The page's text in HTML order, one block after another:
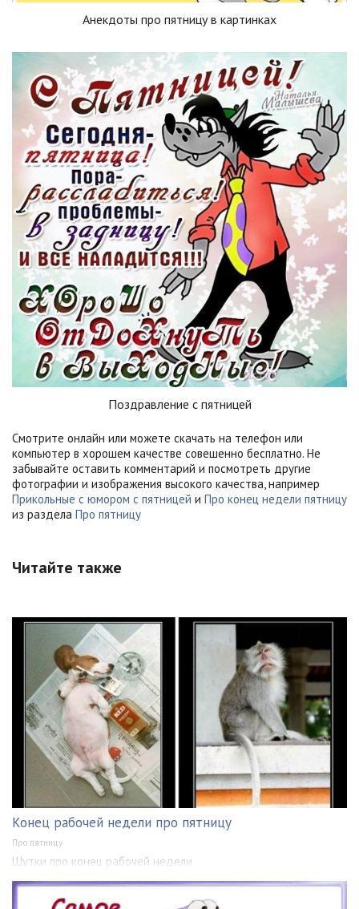
Анекдоты про пятницу в картинках
Поздравление с пятницей
Смотрите онлайн или можете скачать на телефон или
компьютер в хорошем качестве совешенно бесплатно. Не
забывайте оставить комментарий и посмотреть другие
фотографии и изображения высокого качества, например
Прикольные с юмором с пятницей и Про конец недели пятницу
из раздела Про пятницу
Читайте также
Конец рабочей недели про пятницу
Про пятницу
Шутки про конец рабочей недели